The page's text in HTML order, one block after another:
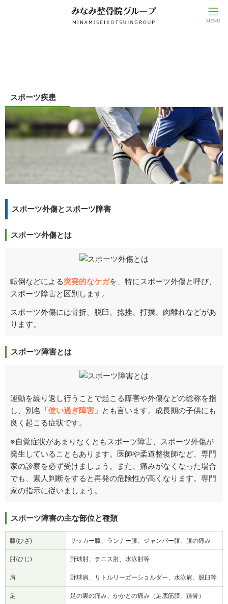
スポーツ疾患
スポーツ外傷とスポーツ障害
スポーツ外傷とは
転倒などによる突発的なケガを、特にスポーツ外傷と呼び、
スポーツ障害と区別します。
スポーツ外傷には骨折、脱臼、捻挫、打撲、肉離れなどがあ
ります。
スポーツ障害とは
運動を繰り返し行うことで起こる障害や外傷などの総称を指
し、別名 「使い過ぎ障害」 とも言います。成長期の子供にも
良く起こる症状です。
※自覚症状があまりなくともスポーツ障害、スポーツ外傷が
発生していることもあります。医師や柔道整復師など、専門
家の診察を必ず受けましょう。また、痛みがなくなった場合
でも、素人判断をすると再発の危険性が高くなります。専門
家の指示に従いましょう。
スポーツ障害の主な部位と種類
膝(ひざ) サッカー膝、ランナー膝、ジャンパー膝、膝の痛み
肘(ひじ) 野球肘、テニス肘、水泳肘等
肩 野球肩、リトルリーガーショルダー、水泳肩、脱臼等
足 足の裏の痛み、かかとの痛み（足底筋膜、踵骨）